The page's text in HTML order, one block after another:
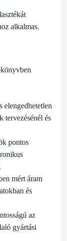
alkalmas.
elengedhetetlen
tervezésénél és
pontos
mért áram
és
az
gyártási